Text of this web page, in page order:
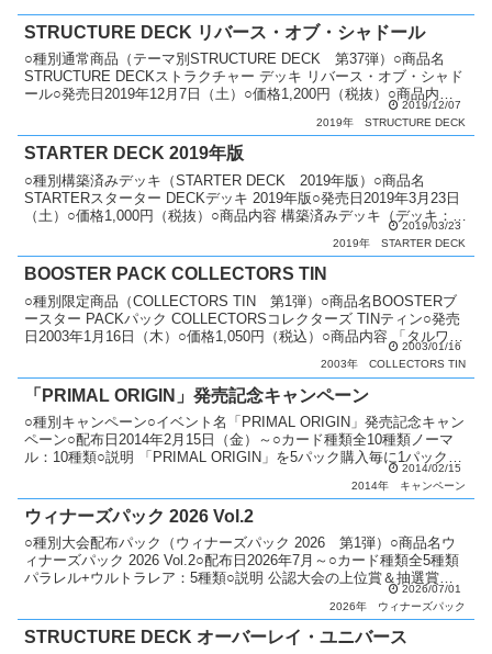
STRUCTURE DECK リバース・オブ・シャドール
○種別通常商品（テーマ別STRUCTURE DECK 第37弾）○商品名
STRUCTURE DECKストラクチャー デッキ リバース・オブ・シャド
ール○発売日2019年12月7日（土）○価格1,200円（税抜）○商品内容
2019/12/07
2019年
STRUCTURE DECK
STARTER DECK 2019年版
○種別構築済みデッキ（STARTER DECK 2019年版）○商品名
STARTERスターター DECKデッキ 2019年版○発売日2019年3月23日
（土）○価格1,000円（税抜）○商品内容 構築済みデッキ（デッキ：
2019/03/23
2019年
STARTER DECK
BOOSTER PACK COLLECTORS TIN
○種別限定商品（COLLECTORS TIN 第1弾）○商品名BOOSTERブ
ースター PACKパック COLLECTORSコレクターズ TINティン○発売
日2003年1月16日（木）○価格1,050円（税込）○商品内容 「タルワー
2003/01/16
2003年
COLLECTORS TIN
「PRIMAL ORIGIN」発売記念キャンペーン
○種別キャンペーン○イベント名「PRIMAL ORIGIN」発売記念キャン
ペーン○配布日2014年2月15日（金）～○カード種類全10種類ノーマ
ル：10種類○説明 「PRIMAL ORIGIN」を5パック購入毎に1パックプ
2014/02/15
2014年
キャンペーン
ウィナーズパック 2026 Vol.2
○種別大会配布パック（ウィナーズパック 2026 第1弾）○商品名ウ
ィナーズパック 2026 Vol.2○配布日2026年7月～○カード種類全5種類
パラレル+ウルトラレア：5種類○説明 公認大会の上位賞＆抽選賞と
2026/07/01
2026年
ウィナーズパック
STRUCTURE DECK オーバーレイ・ユニバース